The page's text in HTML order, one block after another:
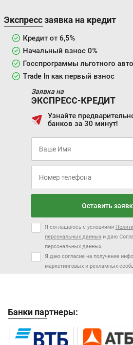
Экспресс заявка на кредит
Кредит от 6,5%
Начальный взнос 0%
Госспрограммы льготного
Trade In как первый взнос
Заявка на
ЭКСПРЕСС-КРЕДИТ
Узнайте
банков за 30 минут!
Оставить
Я соглашаюсь с условиями
персональных данных и даю
персональных данных
Я даю согласие на получение
маркетинговых и рекламных
Банки партнеры: